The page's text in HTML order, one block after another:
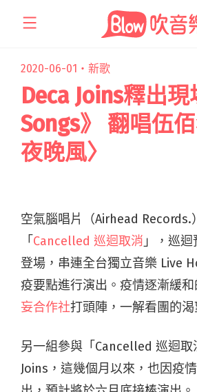
2020-06-01・ 新歌
Deca Joins釋出現
Songs》 翻唱伍
夜晚風〉
空氣腦唱片（Airhead Records.
「 Cancelled 巡迴取消 」，巡
登場，串連全台獨立音樂 Live
疫要點進行演出。疫情逐漸緩
妄合作社打頭陣，一解看團的渴
另一組參與「Cancelled 巡迴取
Joins，這幾個月以來，也因疫